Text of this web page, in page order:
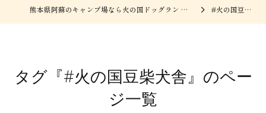
熊本県阿蘇のキャンプ場なら火の国ドッグラン オートキャンプ場 #火の国豆柴犬舎
タグ『#火の国豆柴犬舎』のペー
ジ一覧